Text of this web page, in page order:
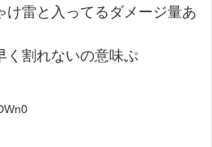
け雷と入ってるダメージ量あ
く割れないの意味ぷ